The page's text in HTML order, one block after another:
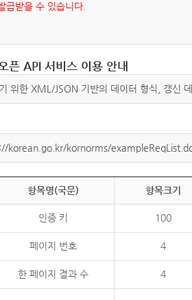
받을 수 있습니다.
픈 API 서비스 이용 안내
위한 XML/JSON 기반의 데이터 형식, 갱신
korean.go.kr/kornorms/
항목명(국문) 항목크기
인증 키 100
페이지 번호 4
한 페이지 결과 수 4